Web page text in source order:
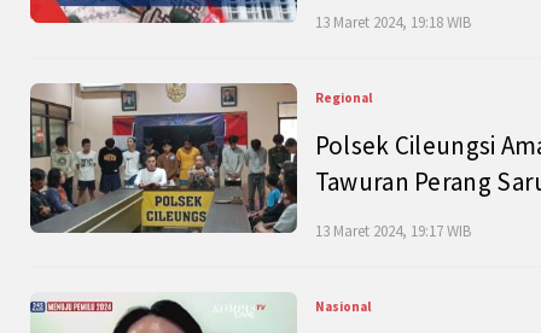
13 Maret 2024, 19:18 WIB
Regional
Polsek Cileungsi
Tawuran Perang
13 Maret 2024, 19:17 WIB
Nasional